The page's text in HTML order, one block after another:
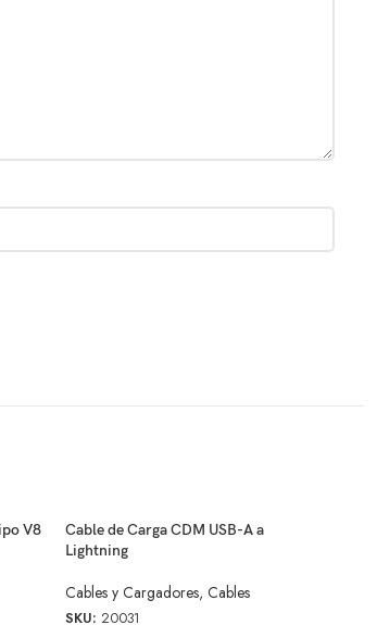
V8
Cable de Carga CDM USB-A a
Lightning
Cables y Cargadores, Cables
SKU: 20031